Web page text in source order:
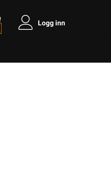
Logg inn